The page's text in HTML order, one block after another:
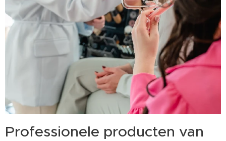
Professionele producten van